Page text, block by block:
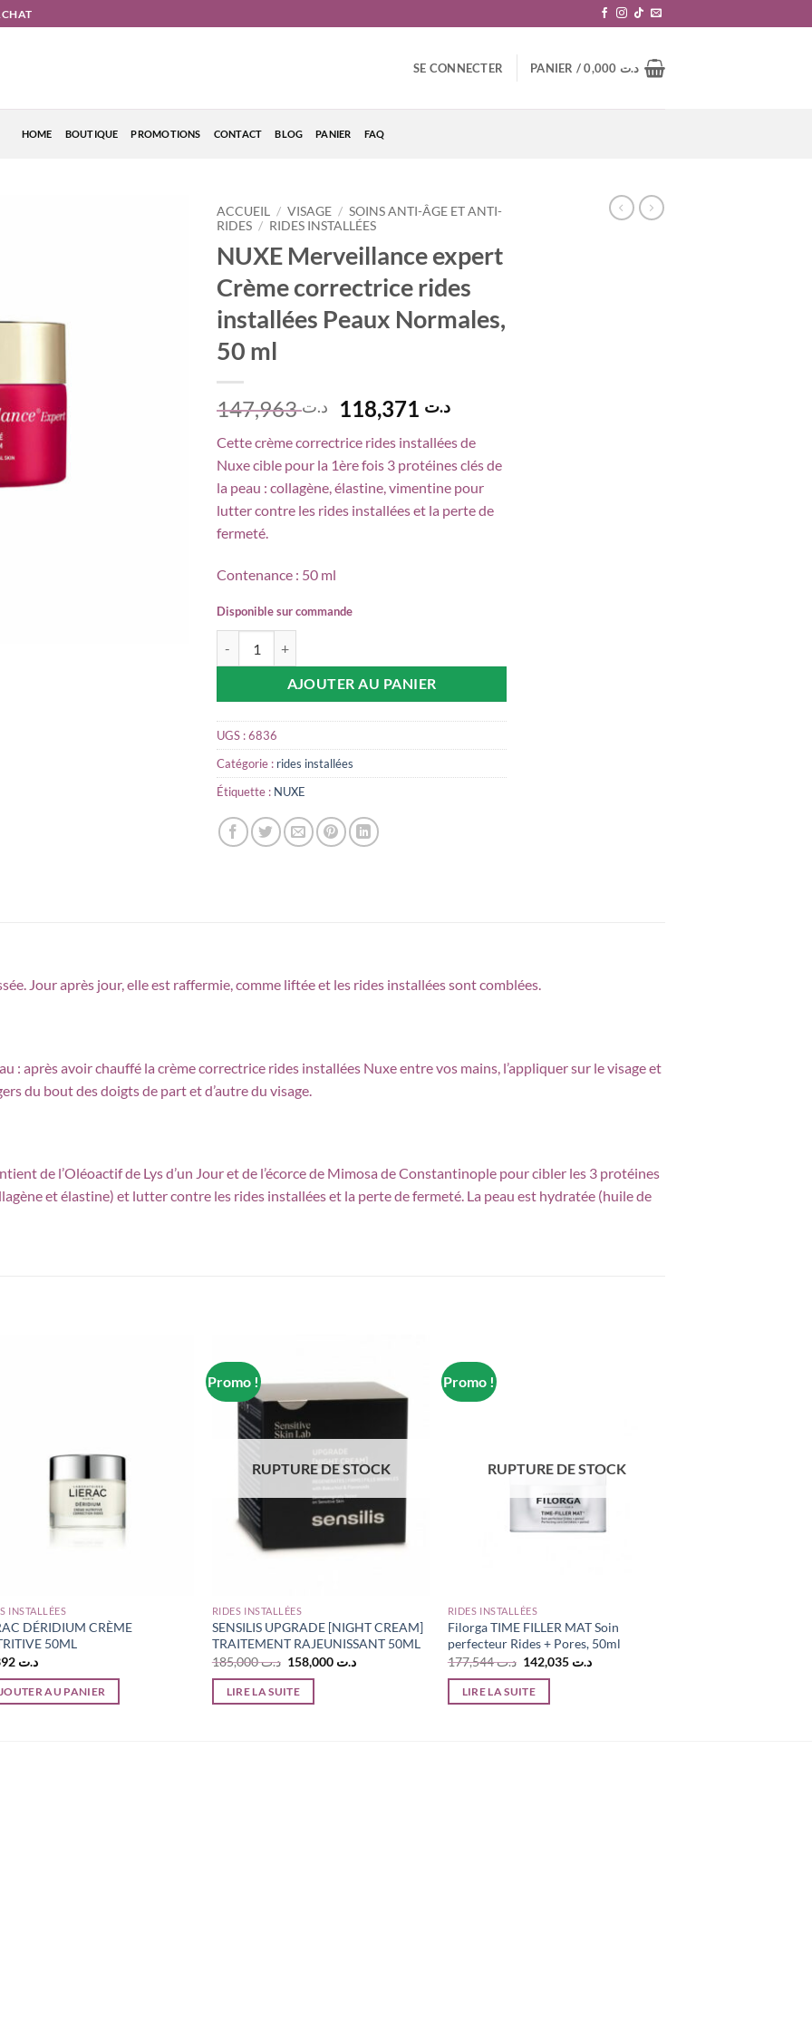
SE CONNECTER PANIER / د.ت
HOME BOUTIQUE PROMOTIONS CONTACT BLOG PANIER FAQ
ACCUEIL / VISAGE / SOINS ANTI-ÂGE ET ANTI-
RIDES / RIDES INSTALLÉES
NUXE Merveillance expert
Crème correctrice rides
installées Peaux Normales,
50 ml
د.ت147,963
Le
prix
initial
était :
د.ت 147,963.
د.تLe
actuel
est :
Cette crème correctrice rides installées de
Nuxe cible pour la 1ère fois 3 protéines clés de
la peau : collagène, élastine, vimentine pour
lutter contre les rides installées et la perte de
fermeté.
Contenance : 50 ml
Disponible sur commande
AJOUTER AU PANIER
UGS :6836
Catégorie : rides installées
Étiquette : NUXE
Jour après jour, elle est raffermie, comme liftée et les rides installées sont comblées.
: après avoir chauffé la crème correctrice rides installées Nuxe entre vos mains, l’appliquer sur le visage et
du bout des doigts de part et d’autre du visage.
de l’Oléoactif de Lys d’un Jour et de l’écorce de Mimosa de Constantinople pour cibler les 3 protéines
et élastine) et lutter contre les rides installées et la perte de fermeté. La peau est hydratée (huile de
INSTALLÉES
DÉRIDIUM CRÈME
50ML
د.ت 90,392
AU PANIER
Promo !
RUPTURE DE STOCK
RIDES INSTALLÉES
SENSILIS UPGRADE [NIGHT CREAM]
TRAITEMENT RAJEUNISSANT 50ML
د.ت185,000
Le
prix
initial
était :
د.تLe
LIRE LA SUITE
Promo !
RUPTURE DE STOCK
RIDES INSTALLÉES
Filorga TIME FILLER MAT Soin
perfecteur Rides + Pores, 50ml
د.ت177,544
Le
prix
initial
était :
د.تLe
LIRE LA SUITE